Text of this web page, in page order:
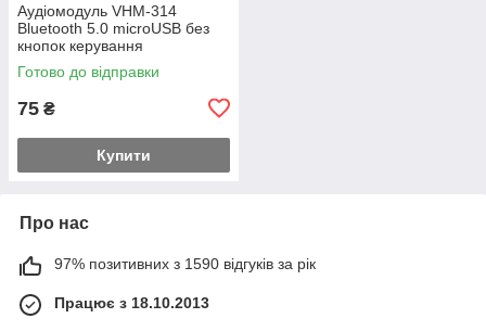
Аудіомодуль VHM-314
Bluetooth 5.0 microUSB без
кнопок керування
Готово до відправки
75 ₴
Купити
Про нас
97% позитивних з 1590 відгуків за рік
Працює з 18.10.2013